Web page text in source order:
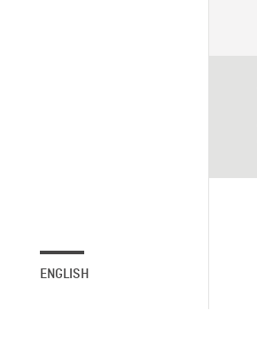
ENGLISH